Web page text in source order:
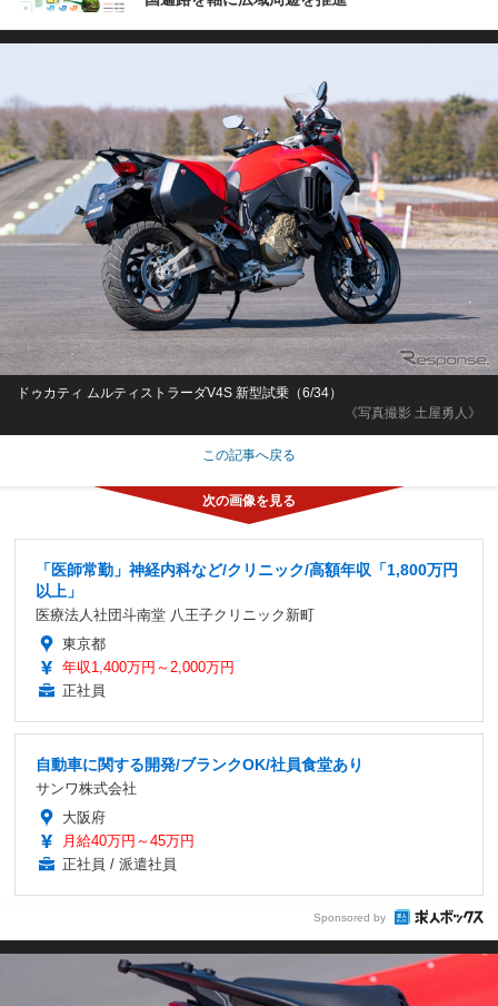
《写真撮影 土屋勇人》
ドゥカティ ムルティストラーダV4S 新型試乗（6/34）
この記事へ戻る
「医師常勤」神経内科など/クリニック/高額年収「1,800万円
以上」
医療法人社団斗南堂 八王子クリニック新町
東京都
年収1,400万円～2,000万円
正社員
自動車に関する開発/ブランクOK/社員食堂あり
サンワ株式会社
大阪府
月給40万円～45万円
正社員 / 派遣社員
Sponsored by